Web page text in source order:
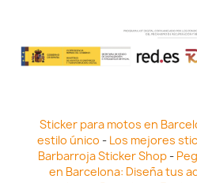
Sticker para motos en
estilo único - Los mejores
Barbarroja Sticker Shop-
en Barcelona: Diseña tus